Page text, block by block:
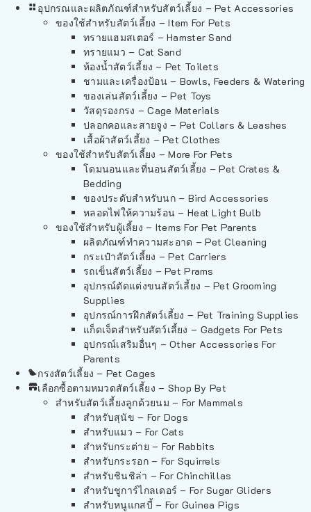
อุปกรณและผลิตภัณฑ์สำหรับสัตว์เลี้ยง – Pet Accessories
ของใช้สำหรับสัตว์เลี้ยง – Item For Pets
ทรายแฮมสเตอร์ – Hamster Sand
ทรายแมว – Cat Sand
ห้องน้ำสัตว์เลี้ยง – Pet Toilets
ชามและเครื่องป้อน – Bowls, Feeders & Watering
ของเล่นสัตว์เลี้ยง – Pet Toys
วัสดุรองกรง – Cage Materials
ปลอกคอและสายจูง – Pet Collars & Leashes
เสื้อผ้าสัตว์เลี้ยง – Pet Clothes
ของใช้สำหรับสัตว์เลี้ยง – More For Pets
โดมนอนและที่นอนสัตว์เลี้ยง – Pet Crates &
Bedding
ของประดับสำหรับนก – Bird Accessories
หลอดไฟให้ความร้อน – Heat Light Bulb
ของใช้สำหรับผู้เลี้ยง – Items For Pet Parents
ผลิตภัณฑ์ทำความสะอาด – Pet Cleaning
กระเป๋าสัตว์เลี้ยง – Pet Carriers
รถเข็นสัตว์เลี้ยง – Pet Prams
อุปกรณ์ตัดแต่งขนสัตว์เลี้ยง – Pet Grooming
Supplies
อุปกรณ์การฝึกสัตว์เลี้ยง – Pet Training Supplies
แก็ดเจ็ตสำหรับสัตว์เลี้ยง – Gadgets For Pets
อุปกรณ์เสริมอื่นๆ – Other Accessories For
Parents
กรงสัตว์เลี้ยง – Pet Cages
เลือกซื้อตามหมวดสัตว์เลี้ยง – Shop By Pet
สำหรับสัตว์เลี้ยงลูกด้วยนม – For Mammals
สำหรับสุนัข – For Dogs
สำหรับแมว – For Cats
สำหรับกระต่าย – For Rabbits
สำหรับกระรอก – For Squirrels
สำหรับชินชิล่า – For Chinchillas
สำหรับชูการ์ไกลเดอร์ – For Sugar Gliders
สำหรับหนูแกสบี้ – For Guinea Pigs